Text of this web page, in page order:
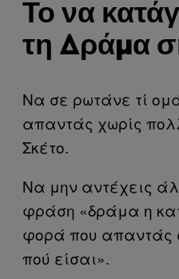
Το να
τη Δράμα
Να σε ρωτάνε τί
απαντάς χωρίς
Σκέτο.
Να μην αντέχεις
φράση «δράμα η
φορά που απαντάς
πού είσαι».